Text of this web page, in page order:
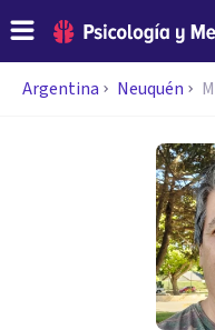
Argentina Neuquén